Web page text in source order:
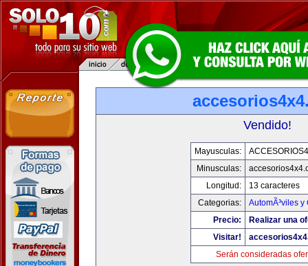
Vendido!
Mayusculas:
Minusculas:
Longitud:
13 caracteres
Categorias:
AutomÃ³viles y
Precio:
Realizar una
Visitar!
Serán consideradas